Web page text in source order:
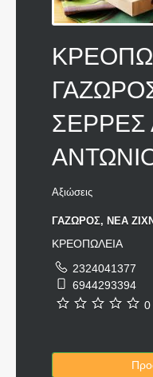
ΣΕΡΡΕΣ
Αξιώσεις
ΓΑΖΩΡΟΣ, ΝΕΑ
ΚΡΕΟΠΩΛΕΙΑ
2324041377
6944293394
0